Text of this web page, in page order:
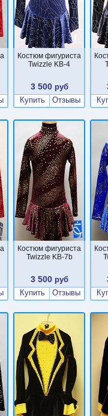
Костюм фигуриста
Twizzle KB-4
3 500руб
Купить
Отзывы
Костюм фигуриста
Twizzle KB-7b
3 500руб
Купить
Отзывы